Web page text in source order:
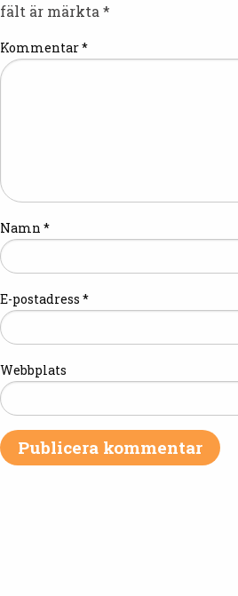
fält är märkta *
Kommentar*
Namn *
E-postadress *
Webbplats